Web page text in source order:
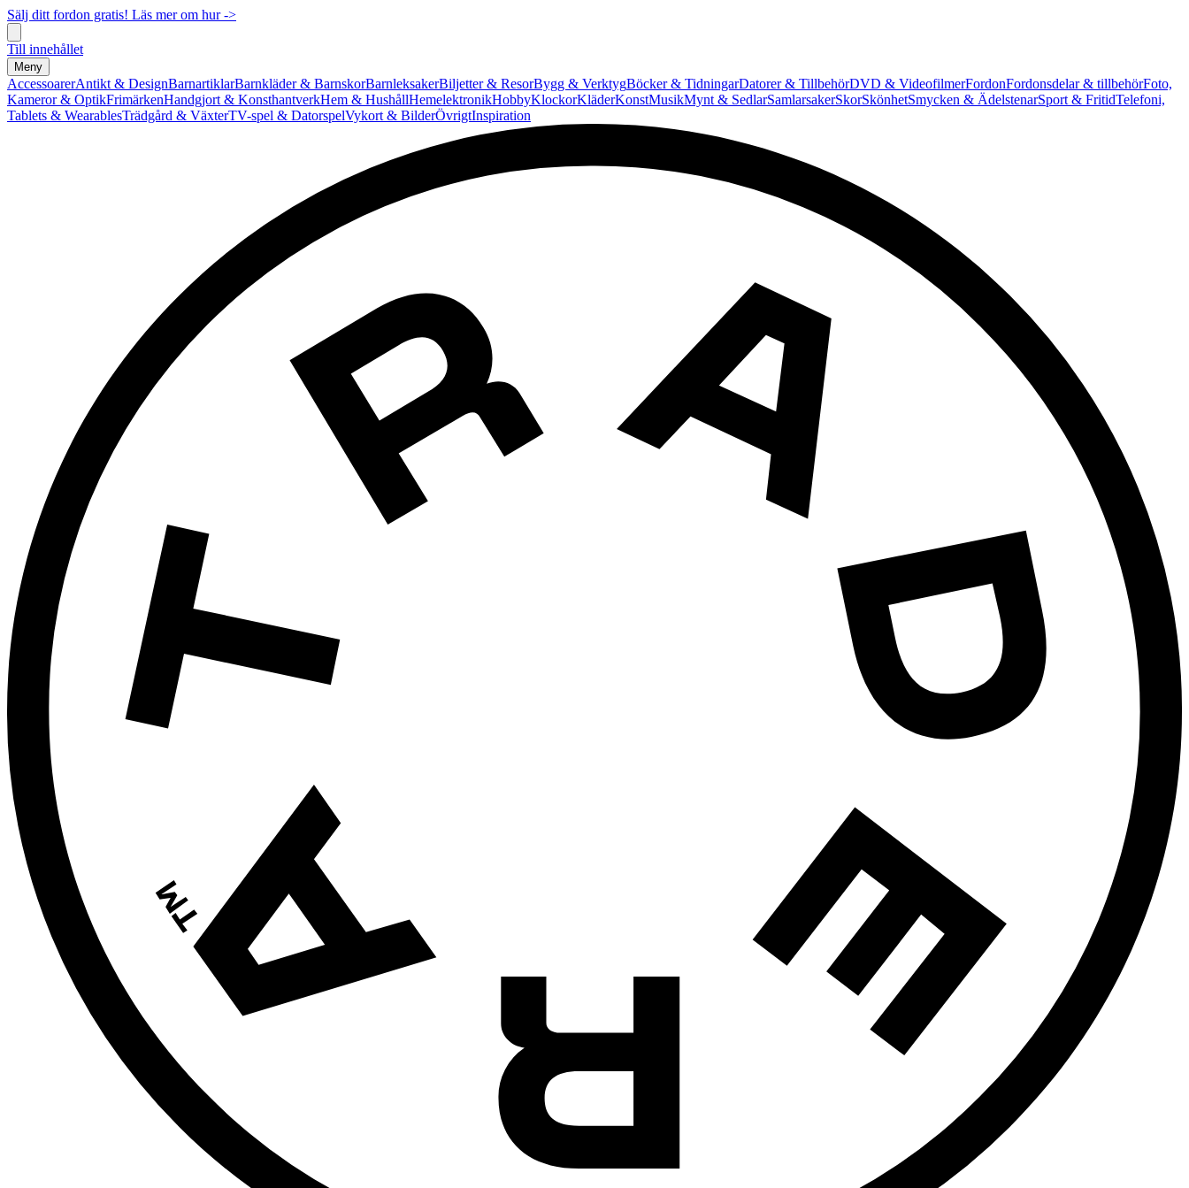
Sälj ditt fordon gratis! Läs mer om hur ->
Till innehållet
Meny
AccessoarerAntikt & DesignBarnartiklarBarnkläder & BarnskorBarnleksakerBiljetter & ResorBygg & VerktygBöcker & TidningarDatorer & TillbehörDVD & VideofilmerFordonFordonsdelar & tillbehörFoto,
Kameror & OptikFrimärkenHandgjort & KonsthantverkHem & HushållHemelektronikHobbyKlockorKläderKonstMusikMynt & SedlarSamlarsakerSkorSkönhetSmycken & ÄdelstenarSport & FritidTelefoni,
Tablets & WearablesTrädgård & VäxterTV-spel & DatorspelVykort & BilderÖvrigtInspiration